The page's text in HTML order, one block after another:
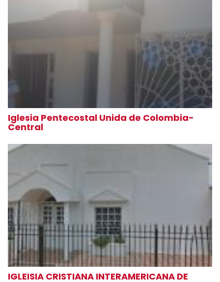
Iglesia Pentecostal Unida de Colombia-
Central
IGLEISIA CRISTIANA INTERAMERICANA DE